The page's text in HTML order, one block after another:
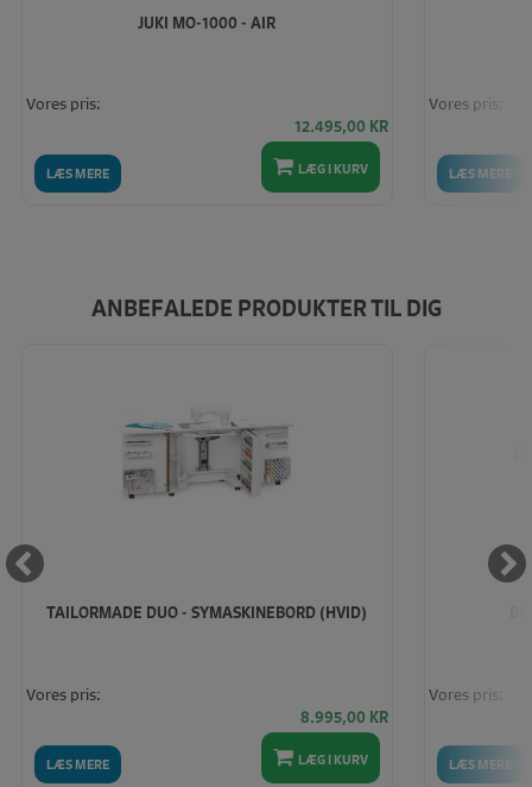
JUKI MO-1000 - AIR
LÆS MERE
Vores pris:
12.495,00 KR
LÆG I KURV LÆS MERE
Vores pris:
ANBEFALEDE PRODUKTER TIL DIG
TAILORMADE DUO - SYMASKINEBORD (HVID)
LÆS MERE
Vores pris:
8.995,00 KR
LÆG I KURV LÆS MERE
Vores pris: